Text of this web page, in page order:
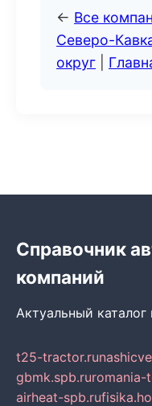
← Все
Северо-
округ
Справочник
компаний
Актуальный
t25-tractor.ru
gbmk.spb.ruromania-
airheat-spb.ru